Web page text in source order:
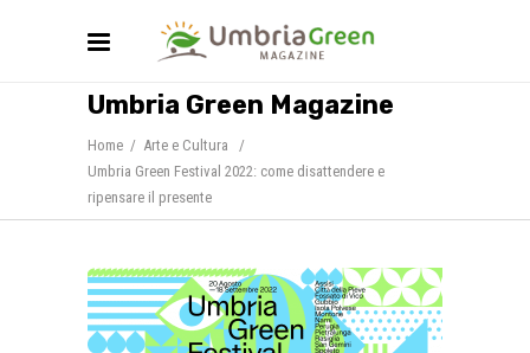
Umbria Green Magazine
Home / Arte e Cultura
/
Umbria Green Festival 2022: come disattendere e
ripensare il presente